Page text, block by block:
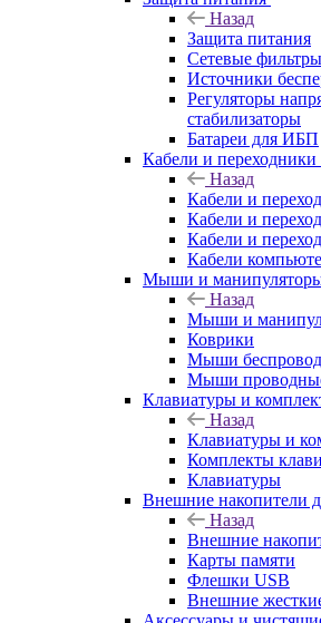
Назад
Защита питания
Сетевые фильтры
Источники
Регуляторы
стабилизаторы
Батареи для ИБП
Кабели и переходники
Назад
Кабели и
Кабели и
Кабели и
Кабели
Мыши и
Назад
Мыши и
Коврики
Мыши
Мыши
Клавиатуры и
Назад
Клавиатуры и
Комплекты
Клавиатуры
Внешние накопители
Назад
Внешние
Карты памяти
Флешки USB
Внешние